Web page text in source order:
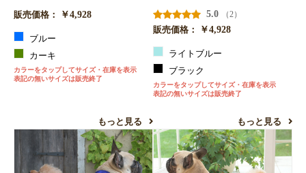
販売価格： ￥4,928
ブルー
カーキ
カラーをタップしてサイズ・在庫を表示
表記の無いサイズは販売終了
もっと見る
5.0
（2）
販売価格：
￥4,928
ライトブルー
ブラック
カラーをタップしてサイズ・在庫を表示
表記の無いサイズは販売終了
もっと見る